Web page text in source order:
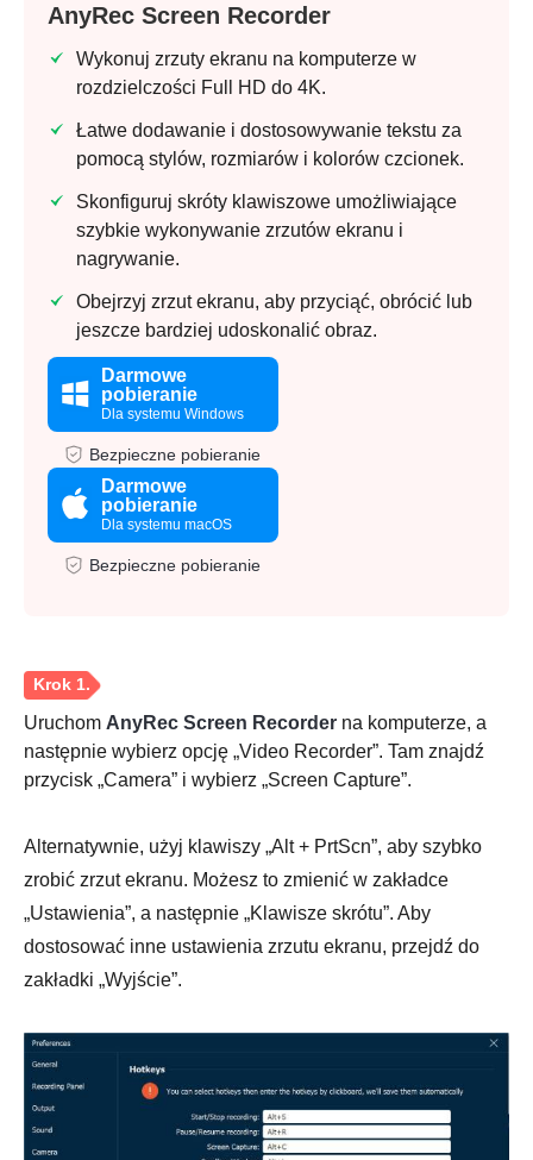
AnyRec Screen Recorder
Wykonuj zrzuty ekranu na komputerze w
rozdzielczości Full HD do 4K.
Łatwe dodawanie i dostosowywanie tekstu za
pomocą stylów, rozmiarów i kolorów czcionek.
Skonfiguruj skróty klawiszowe umożliwiające
szybkie wykonywanie zrzutów ekranu i
nagrywanie.
Obejrzyj zrzut ekranu, aby przyciąć, obrócić lub
jeszcze bardziej udoskonalić obraz.
Darmowe
pobieranie
Dla systemu Windows
Bezpieczne pobieranie
Darmowe
pobieranie
Dla systemu macOS
Bezpieczne pobieranie
Uruchom AnyRec Screen Recorder na komputerze, a
następnie wybierz opcję „Video Recorder”. Tam znajdź
przycisk „Camera” i wybierz „Screen Capture”.
Alternatywnie, użyj klawiszy „Alt + PrtScn”, aby szybko
zrobić zrzut ekranu. Możesz to zmienić w zakładce
„Ustawienia”, a następnie „Klawisze skrótu”. Aby
dostosować inne ustawienia zrzutu ekranu, przejdź do
zakładki „Wyjście”.